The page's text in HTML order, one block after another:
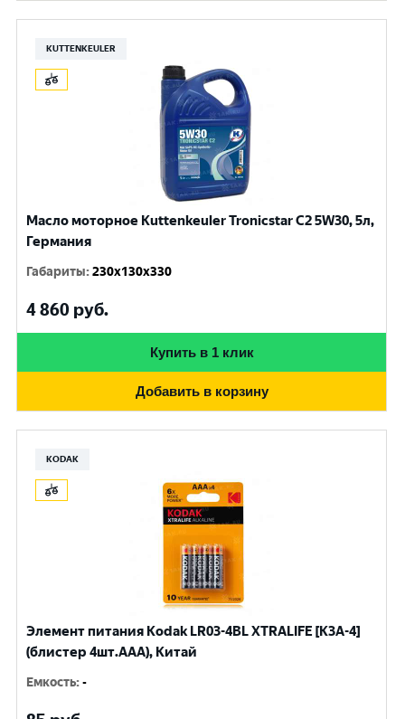
KUTTENKEULER
Масло моторное Kuttenkeuler Tronicstar C2 5W30, 5л,
Германия
Габариты:230x130x330
4 860 руб.
Купить в 1 клик
Добавить в корзину
KODAK
Элемент питания Kodak LR03-4BL XTRALIFE [K3A-4]
(блистер 4шт.AАА), Китай
Емкость:-